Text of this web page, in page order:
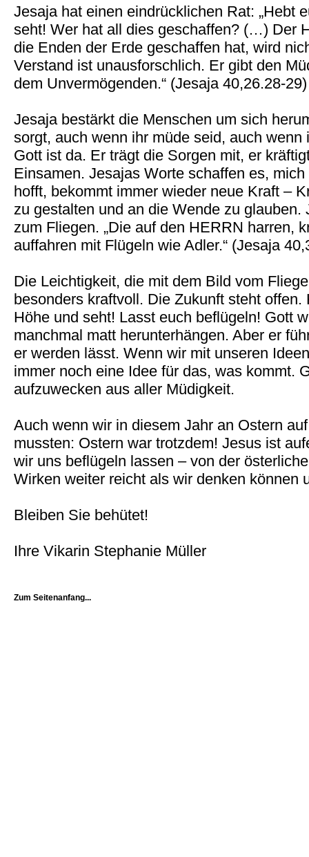
Jesaja hat einen eindrücklichen Rat: „Hebt
seht! Wer hat all dies geschaffen? (…) Der
die Enden der Erde geschaffen hat, wird
Verstand ist unausforschlich. Er gibt den
dem Unvermögenden.“ (Jesaja 40,26.28-29)
Jesaja bestärkt die Menschen um sich
sorgt, auch wenn ihr müde seid, auch
Gott ist da. Er trägt die Sorgen mit, er
Einsamen. Jesajas Worte schaffen es,
hofft, bekommt immer wieder neue Kraft –
zu gestalten und an die Wende zu glauben.
zum Fliegen. „Die auf den HERRN harren,
auffahren mit Flügeln wie Adler.“ (Jesaja
Die Leichtigkeit, die mit dem Bild vom
besonders kraftvoll. Die Zukunft steht offen.
Höhe und seht! Lasst euch beflügeln! Gott
manchmal matt herunterhängen. Aber er
er werden lässt. Wenn wir mit unseren
immer noch eine Idee für das, was kommt.
aufzuwecken aus aller Müdigkeit.
Auch wenn wir in diesem Jahr an Ostern
mussten: Ostern war trotzdem! Jesus ist
wir uns beflügeln lassen – von der
Wirken weiter reicht als wir denken können
Bleiben Sie behütet!
Ihre Vikarin Stephanie Müller
Zum Seitenanfang...